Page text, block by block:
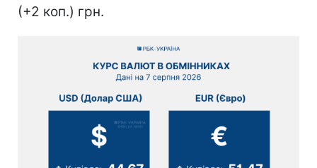
(+2 коп.) грн.